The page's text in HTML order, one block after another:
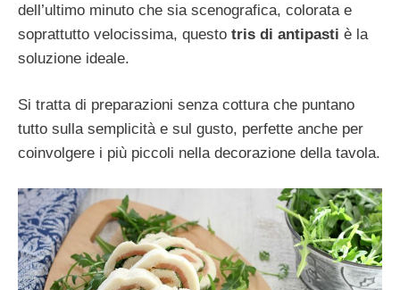
dell’ultimo minuto che sia scenografica, colorata e
soprattutto velocissima, questo tris di antipasti è la
soluzione ideale.
Si tratta di preparazioni senza cottura che puntano
tutto sulla semplicità e sul gusto, perfette anche per
coinvolgere i più piccoli nella decorazione della tavola.